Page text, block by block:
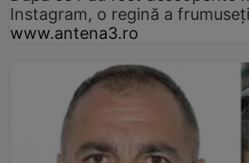
Instagram, o regină a
www.antena3.ro